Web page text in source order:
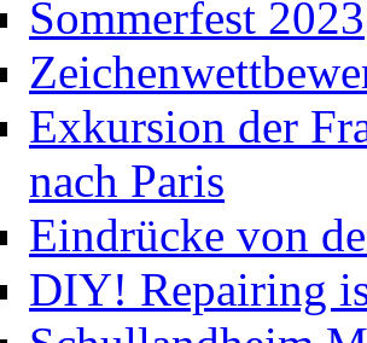
Sommerfest 2023
Exkursion der
nach Paris
Eindrücke von
DIY! Repairing